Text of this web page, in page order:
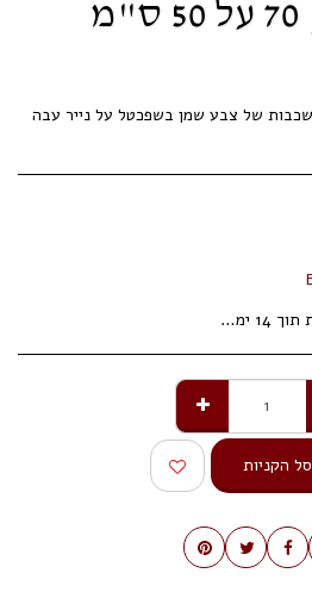
של צבע שמן בשפכטל על נייר עבה
עסקים.
הקניות